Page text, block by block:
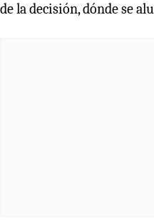
de la decisión, dónde se